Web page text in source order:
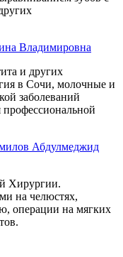
Владимировна
и других
в Сочи, молочные и
заболеваний
профессиональной
Абдулмеджид
Хирургии.
на челюстях,
операции на мягких